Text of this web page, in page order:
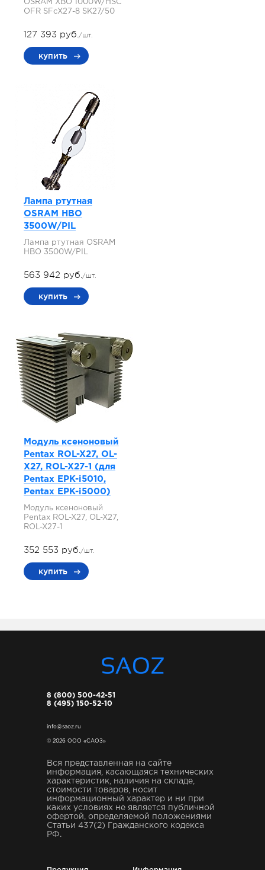
OSRAM XBO 1000W/HSC
OFR SFcX27-8 SK27/50
127 393 руб./шт.
купить
Лампа ртутная
OSRAM HBO
3500W/PIL
Лампа ртутная OSRAM
HBO 3500W/PIL
563 942 руб./шт.
купить
Модуль ксеноновый
Pentax ROL-X27, OL-
X27, ROL-X27-1 (для
Pentax EPK-i5010,
Pentax EPK-i5000)
Модуль ксеноновый
Pentax ROL-X27, OL-X27,
ROL-X27-1
352 553 руб./шт.
купить
8 (800) 500-42-51
8 (495) 150-52-10
info@saoz.ru
© 2026 ООО «САОЗ»
Вся представленная на сайте
информация, касающаяся технических
характеристик, наличия на складе,
стоимости товаров, носит
информационный характер и ни при
каких условиях не является публичной
офертой, определяемой положениями
Статьи 437(2) Гражданского кодекса
РФ.